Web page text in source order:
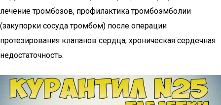
лечение тромбозов, профилактика тромбоэмболии
(закупорки сосуда тромбом) после операции
протезирования клапанов сердца, хроническая сердечная
недостаточность.